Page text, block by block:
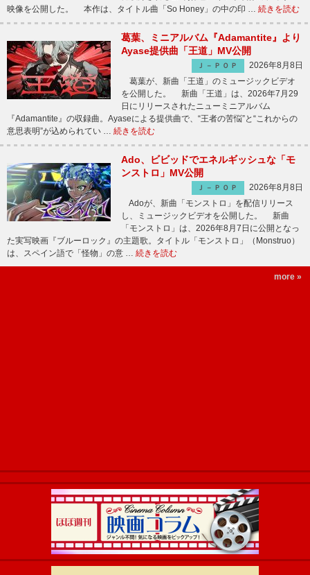
映像を公開した。 本作は、タイトル曲「So Honey」の中の印 … 続きを読む
葛葉、ミニアルバム『Adamantite』より
Ayase提供曲「王道」MV公開
Ｊ－ＰＯＰ
2026年8月8日
葛葉が、新曲「王道」のミュージックビデオ
を公開した。 新曲「王道」は、2026年7月29
日にリリースされたニューミニアルバム
『Adamantite』の収録曲。Ayaseによる提供曲で、“王者の苦悩”と“これからの
意思表明”が込められてい … 続きを読む
Ado、ビビッドでエネルギッシュな「モ
ンストロ」MV公開
Ｊ－ＰＯＰ
2026年8月8日
Adoが、新曲「モンストロ」を配信リリース
し、ミュージックビデオを公開した。 新曲
「モンストロ」は、2026年8月7日に公開となっ
た実写映画『ブルーロック』の主題歌。タイトル「モンストロ」（Monstruo）
は、スペイン語で「怪物」の意 … 続きを読む
more »